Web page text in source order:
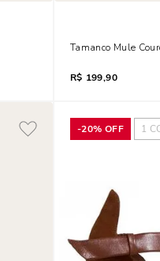
Salto Baixo Grosso Marrom
Tamanco Mule
R$ 199,90
-20% OFF 1